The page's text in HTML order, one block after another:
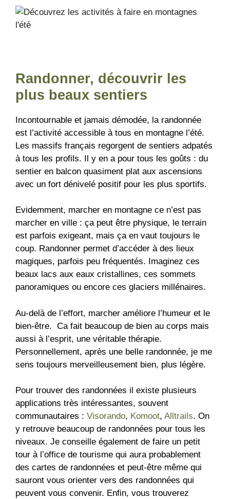
Randonner, découvrir les
plus beaux sentiers
Incontournable et jamais démodée, la randonnée
est l’activité accessible à tous en montagne l’été.
Les massifs français regorgent de sentiers adpatés
à tous les profils. Il y en a pour tous les goûts : du
sentier en balcon quasiment plat aux ascensions
avec un fort dénivelé positif pour les plus sportifs.
Evidemment, marcher en montagne ce n’est pas
marcher en ville : ça peut être physique, le terrain
est parfois exigeant, mais ça en vaut toujours le
coup. Randonner permet d’accéder à des lieux
magiques, parfois peu fréquentés. Imaginez ces
beaux lacs aux eaux cristallines, ces sommets
panoramiques ou encore ces glaciers millénaires.
Au-delà de l’effort, marcher améliore l’humeur et le
bien-être. Ca fait beaucoup de bien au corps mais
aussi à l’esprit, une véritable thérapie.
Personnellement, après une belle randonnée, je me
sens toujours merveilleusement bien, plus légère.
Pour trouver des randonnées il existe plusieurs
applications très intéressantes, souvent
communautaires : Visorando, Komoot, Alltrails. On
y retrouve beaucoup de randonnées pour tous les
niveaux. Je conseille également de faire un petit
tour à l’office de tourisme qui aura probablement
des cartes de randonnées et peut-être même qui
sauront vous orienter vers des randonnées qui
peuvent vous convenir. Enfin, vous trouverez